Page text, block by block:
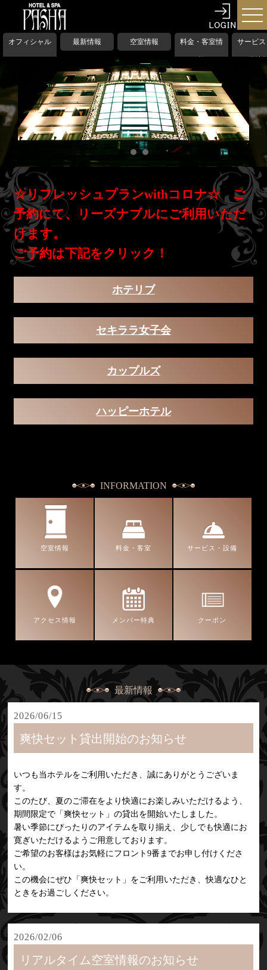
オフィシャル 最新情報 空室情報 料金・客室情 サービ
☆リフレッシュプランwithコロナ☆ ご
予約にて、リーズナブルにご利用いただ
けます。
ご予約は下記をクリック！
ホテリブ
セキララ女子会
カップルズ
ハッピーホテル
INFORMATION
空室情報 料金・客室 サービス・設備
アクセス情報 メンバー特典 クーポン
最新情報
2026/06/15
爽快セット貸出開始のお知らせ
いつも当ホテルをご利用いただき、誠にありがとうございま
す。
このたび、夏のご滞在をより快適にお楽しみいただけるよう、
期間限定で「爽快セット」の貸出を開始いたしました。
暑い季節にぴったりのアイテムを取り揃え、少しでも快適にお
寛ぎいただけるようご用意しております。
ご希望のお客様はお気軽にフロント9番までお申し付けくださ
い。
この機会にぜひ「爽快セット」をご利用いただき、快適なひと
ときをお過ごしください。
2026/02/06
リアルタイム空室情報のお知らせ